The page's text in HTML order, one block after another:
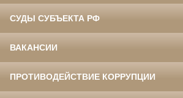
СУДЫ СУБЪЕКТА РФ
ВАКАНСИИ
ПРОТИВОДЕЙСТВИЕ КОРРУПЦИИ